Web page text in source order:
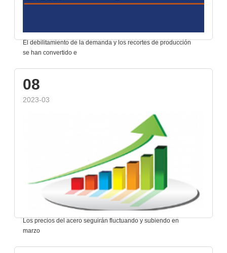
El debilitamiento de la demanda y los recortes de producción
se han convertido e
08
2023-03
Los precios del acero seguirán fluctuando y subiendo en
marzo